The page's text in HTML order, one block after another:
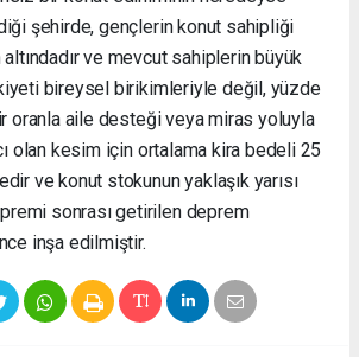
şehirde, gençlerin konut sahipliği
altındadır ve mevcut sahiplerin büyük
bireysel birikimleriyle değil, yüzde
oranla aile desteği veya miras yoluyla
olan kesim için ortalama kira bedeli 25
ve konut stokunun yaklaşık yarısı
sonrası getirilen deprem
inşa edilmiştir.